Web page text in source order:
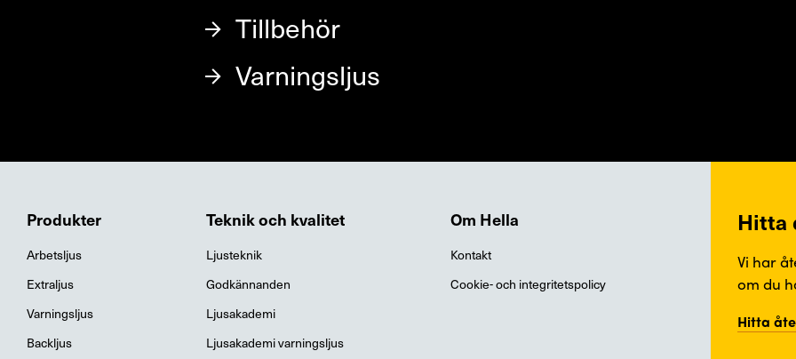
Tillbehör
Varningsljus
Produkter
Arbetsljus
Extraljus
Varningsljus
Backljus
Teknik och kvalitet
Ljusteknik
Godkännanden
Ljusakademi
Ljusakademi varningsljus
Om Hella
Kontakt
Cookie- och integritetspolicy
Hitta
Vi har
om du
Hitta